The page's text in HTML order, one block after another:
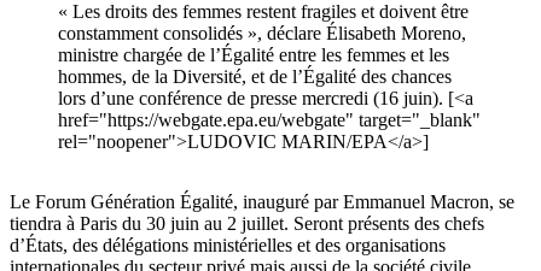
« Les droits des femmes restent fragiles et doivent être
constamment consolidés », déclare Élisabeth Moreno,
ministre chargée de l’Égalité entre les femmes et les
hommes, de la Diversité, et de l’Égalité des chances
lors d’une conférence de presse mercredi (16 juin). [<a
href="https://webgate.epa.eu/webgate" target="_blank"
rel="noopener">LUDOVIC MARIN/EPA</a>]
Le Forum Génération Égalité, inauguré par Emmanuel Macron, se
tiendra à Paris du 30 juin au 2 juillet. Seront présents des chefs
d’États, des délégations ministérielles et des organisations